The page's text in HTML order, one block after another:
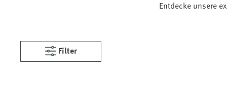
Entdecke unsere
Filter